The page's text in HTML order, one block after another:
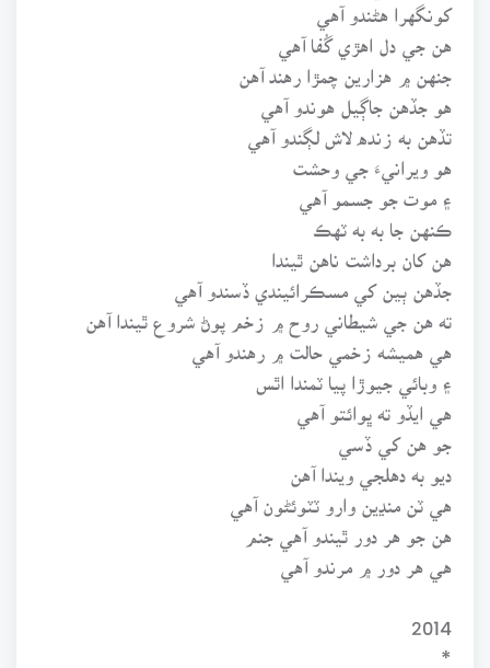
کونگهرا هڻندو آهي
هن جي دل اهڙي گُفا آهي
جنهن ۾ هزارين چمڙا رهند آهن
هو جڏهن جاڳيل هوندو آهي
تڏهن به زنده لاش لڳندو آهي
هو ويرانيءَ جي وحشت
۽ موت جو جسمو آهي
ڪنهن جا به به ٽهڪ
هن کان برداشت ناهن ٿيندا
جڏهن ٻين کي مسڪرائيندي ڏسندو آهي
ته هن جي شيطاني روح ۾ زخم پوڻ شروع ٿيندا آهن
هي هميشه زخمي حالت ۾ رهندو آهي
۽ وبائي جيوڙا پيا ٽمندا اٿس
هي ايڏو ته ڀوائتو آهي
جو هن کي ڏسي
ديو به دهلجي ويندا آهن
هي ٽن منڍين وارو ٽٽوئڻون آهي
هن جو هر دور ٿيندو آهي جنم
هي هر دور ۾ مرندو آهي
2014
*